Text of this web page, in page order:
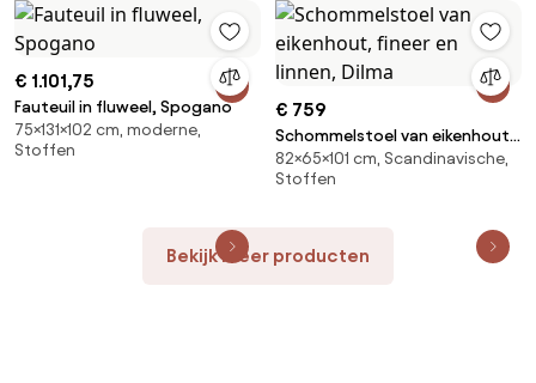
€ 1.101,75
Fauteuil in fluweel, Spogano
75×131×102 cm, moderne,
Stoffen
€ 759
Schommelstoel van eikenhout,
fineer en linnen, Dilma
82×65×101 cm, Scandinavische,
Stoffen
Bekijk meer producten